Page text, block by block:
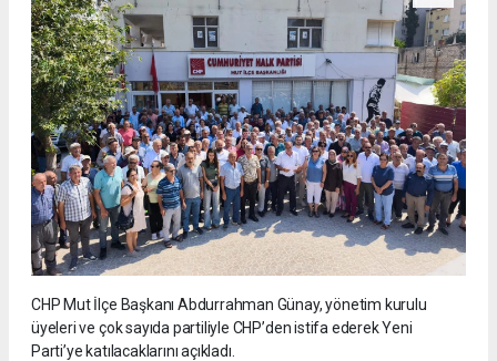
CHP Mut İlçe Başkanı Abdurrahman Günay, yönetim kurulu
üyeleri ve çok sayıda partiliyle CHP’den istifa ederek Yeni
Parti’ye katılacaklarını açıkladı.